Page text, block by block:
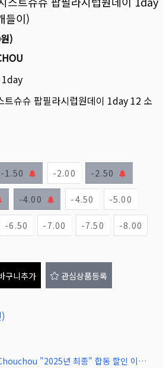
들이)
)
슈슈 팝필라시럽원데이 1day 12 소
-1.50 -2.00 -2.50
-4.00 -4.50 -5.00
-6.50 -7.00 -7.50 -8.00
구니추가 관심상품등록
[이벤트] 렌즈라라 x AssistChouchou "2025년 최종" 합동 할인 이벤트!(종료)